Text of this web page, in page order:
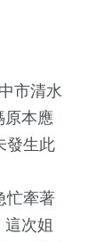
市清水
原本應
發生此
忙牽著
次姐